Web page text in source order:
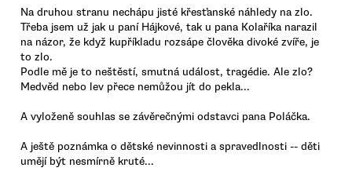
Na druhou stranu nechápu jisté křesťanské náhledy na zlo.
Třeba jsem už jak u paní Hájkové, tak u pana Kolaříka narazil
na názor, že když kupříkladu rozsápe člověka divoké zvíře, je
to zlo.
Podle mě je to neštěstí, smutná událost, tragédie. Ale zlo?
Medvěd nebo lev přece nemůžou jít do pekla...
A vyloženě souhlas se závěrečnými odstavci pana Poláčka.
A ještě poznámka o dětské nevinnosti a spravedlnosti -- děti
umějí být nesmírně kruté...